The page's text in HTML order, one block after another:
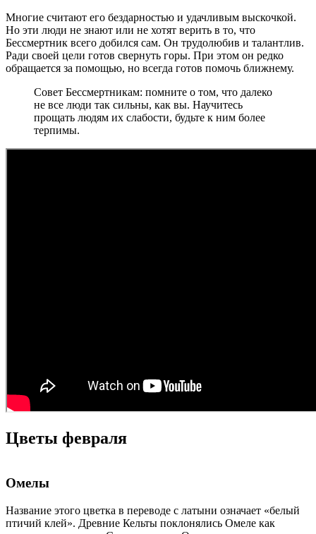
Многие считают его бездарностью и удачливым выскочкой.
Но эти люди не знают или не хотят верить в то, что
Бессмертник всего добился сам. Он трудолюбив и талантлив.
Ради своей цели готов свернуть горы. При этом он редко
обращается за помощью, но всегда готов помочь ближнему.
Совет Бессмертникам: помните о том, что далеко
не все люди так сильны, как вы. Научитесь
прощать людям их слабости, будьте к ним более
терпимы.
Цветы февраля
Омелы
Название этого цветка в переводе с латыни означает «белый
птичий клей». Древние Кельты поклонялись Омеле как